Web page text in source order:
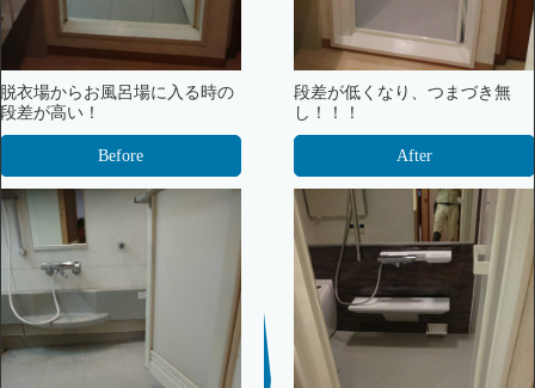
脱衣場からお風呂場に入る時の
段差が高い！
段差が低くなり、つまづき無
し！！！
Before After